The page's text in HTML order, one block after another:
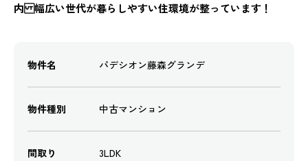
内 幅広い世代が暮らしやすい住環境が整っています！
物件名 パデシオン藤森グランデ
物件種別 中古マンション
間取り 3LDK